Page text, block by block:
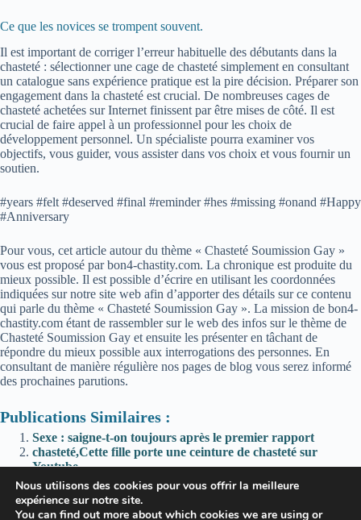
Ce que les novices se trompent souvent.
Il est important de corriger l’erreur habituelle des débutants dans la
chasteté : sélectionner une cage de chasteté simplement en consultant
un catalogue sans expérience pratique est la pire décision. Préparer son
engagement dans la chasteté est crucial. De nombreuses cages de
chasteté achetées sur Internet finissent par être mises de côté. Il est
crucial de faire appel à un professionnel pour les choix de
développement personnel. Un spécialiste pourra examiner vos
objectifs, vous guider, vous assister dans vos choix et vous fournir un
soutien.
#years #felt #deserved #final #reminder #hes #missing #onand #Happy
#Anniversary
Pour vous, cet article autour du thème « Chasteté Soumission Gay »
vous est proposé par bon4-chastity.com. La chronique est produite du
mieux possible. Il est possible d’écrire en utilisant les coordonnées
indiquées sur notre site web afin d’apporter des détails sur ce contenu
qui parle du thème « Chasteté Soumission Gay ». La mission de bon4-
chastity.com étant de rassembler sur le web des infos sur le thème de
Chasteté Soumission Gay et ensuite les présenter en tâchant de
répondre du mieux possible aux interrogations des personnes. En
consultant de manière régulière nos pages de blog vous serez informé
des prochaines parutions.
Publications Similaires :
Sexe : saigne-t-on toujours après le premier rapport
chasteté,Cette fille porte une ceinture de chasteté sur
Youtube
Reddit (*): I’m going out for drinks with friends, keys are
coming with me ofc. Hope not to lose them 😏
Reddit (*): Strong desire to eat healthier when practicing?
Nous utilisons des cookies pour vous offrir la meilleure
expérience sur notre site.
You can find out more about which cookies we are using or